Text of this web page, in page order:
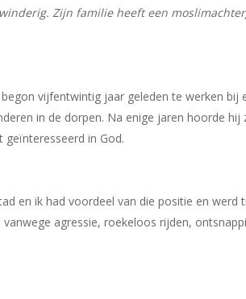
Zijn familie heeft een
vijfentwintig jaar geleden te werken bij
in de dorpen. Na enige jaren hoorde
in God.
en ik had voordeel van die positie en
agressie, roekeloos rijden,